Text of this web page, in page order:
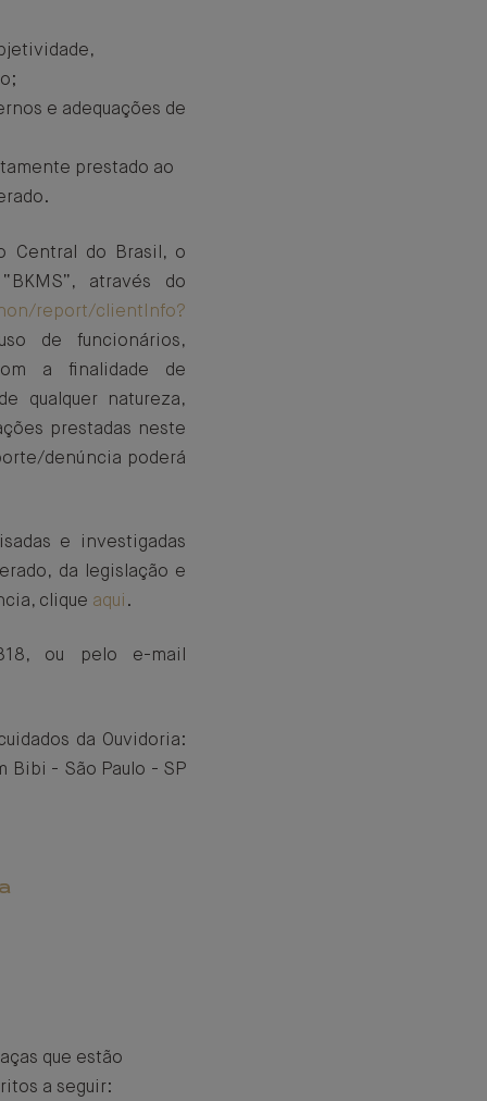
e adequações de
prestado ao
Central do Brasil, o
através do
report/clientInfo?
de funcionários,
a finalidade de
qualquer natureza,
prestadas neste
denúncia poderá
e investigadas
da legislação e
clique aqui .
ou pelo e-mail
da Ouvidoria:
Bibi - São Paulo - SP
que estão
a seguir: